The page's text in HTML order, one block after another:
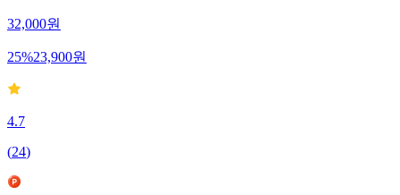
32,000원
25%23,900원
4.7
(24)